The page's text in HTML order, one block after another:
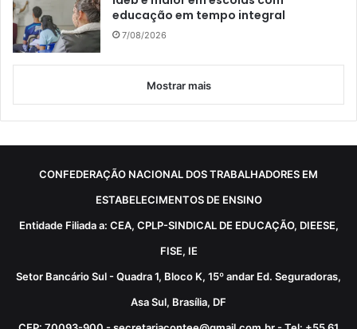
educação em tempo integral
7/08/2026
Mostrar mais
CONFEDERAÇÃO NACIONAL DOS TRABALHADORES EM
ESTABELECIMENTOS DE ENSINO
Entidade Filiada a: CEA, CPLP-SINDICAL DE EDUCAÇÃO, DIEESE,
FISE, IE
Setor Bancário Sul - Quadra 1, Bloco K, 15º andar Ed. Seguradoras,
Asa Sul, Brasília, DF